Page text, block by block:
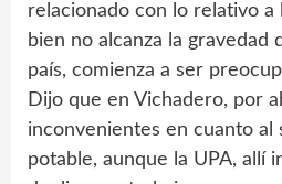
relacionado con lo relativo a
bien no alcanza la gravedad
país, comienza a ser
Dijo que en Vichadero, por
inconvenientes en cuanto al
potable, aunque la UPA, allí